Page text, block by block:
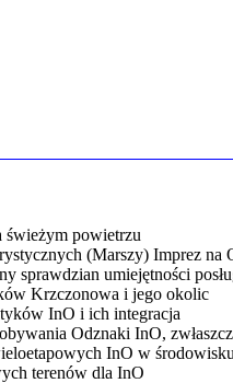
świeżym powietrzu
(Marszy) Imprez
sprawdzian umiejętności
Krzczonowa i jego okolic
InO i ich integracja
Odznaki InO,
InO w
terenów dla InO